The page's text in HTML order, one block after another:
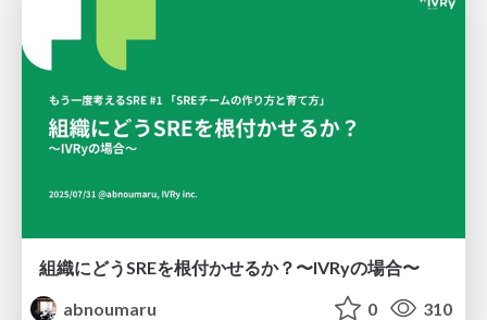
組織にどうSREを根付かせるか？〜IVRyの場合〜
abnoumaru
0 310